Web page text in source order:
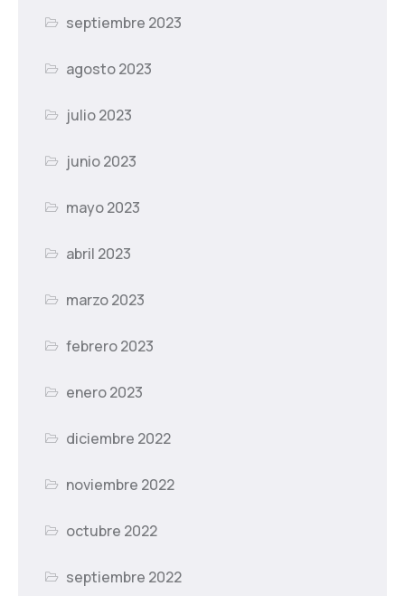
septiembre 2023
agosto 2023
julio 2023
junio 2023
mayo 2023
abril 2023
marzo 2023
febrero 2023
enero 2023
diciembre 2022
noviembre 2022
octubre 2022
septiembre 2022